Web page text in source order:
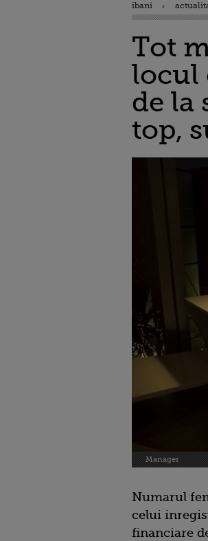
ibani
Tot
locul
de la
top,
Manager
Numarul
celui
financiare